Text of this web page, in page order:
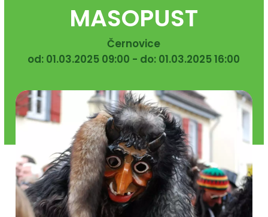
MASOPUST
Černovice
od: 01.03.2025 09:00 - do: 01.03.2025 16:00